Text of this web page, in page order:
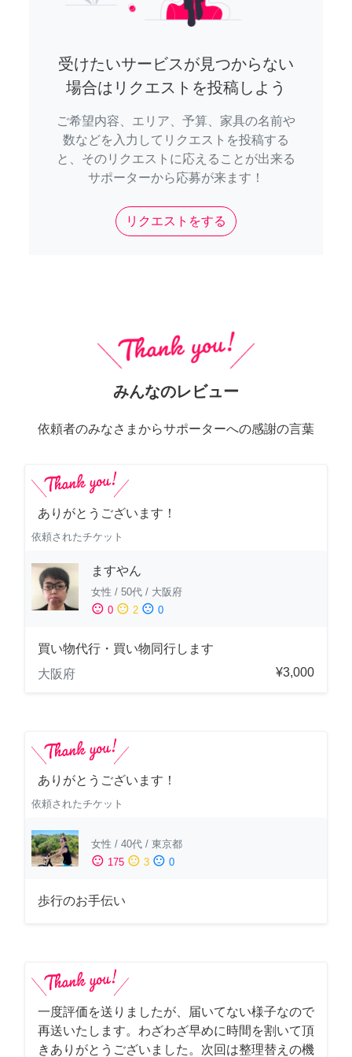
受けたいサービスが見つからない
場合はリクエストを投稿しよう
ご希望内容、エリア、予算、家具の名前や
数などを入力してリクエストを投稿する
と、そのリクエストに応えることが出来る
サポーターから応募が来ます！
リクエストをする
みんなのレビュー
依頼者のみなさまからサポーターへの感謝の言葉
ありがとうございます！
依頼されたチケット
ますやん
女性 / 50代 / 大阪府
sentiment_satisfied 0 sentiment_neutral 2 sentiment_dissatisfied 0
買い物代行・買い物同行します
大阪府
¥3,000
ありがとうございます！
依頼されたチケット
女性 / 40代 / 東京都
sentiment_satisfied 175 sentiment_neutral 3 sentiment_dissatisfied 0
歩行のお手伝い
一度評価を送りましたが、届いてない様子なので
再送いたします。わざわざ早めに時間を割いて頂
きありがとうございました。次回は整理替えの機